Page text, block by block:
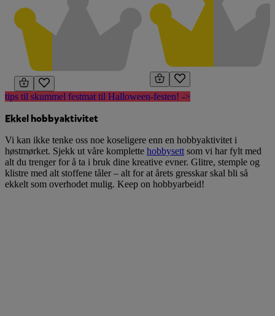
tips til skummel festmat til Halloween-festen! ->
Ekkel hobbyaktivitet
Vi kan ikke tenke oss noe koseligere enn en hobbyaktivitet i
høstmørket. Sjekk ut våre komplette hobbysett som vi har fylt med
alt du trenger for å ta i bruk dine kreative evner. Glitre, stemple og
klistre med alt stoffene tåler – alt for at årets gresskar skal bli så
ekkelt som overhodet mulig. Keep on hobbyarbeid!